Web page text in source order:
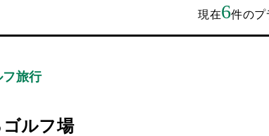
現在6件のプ
フ旅行
ゴルフ場